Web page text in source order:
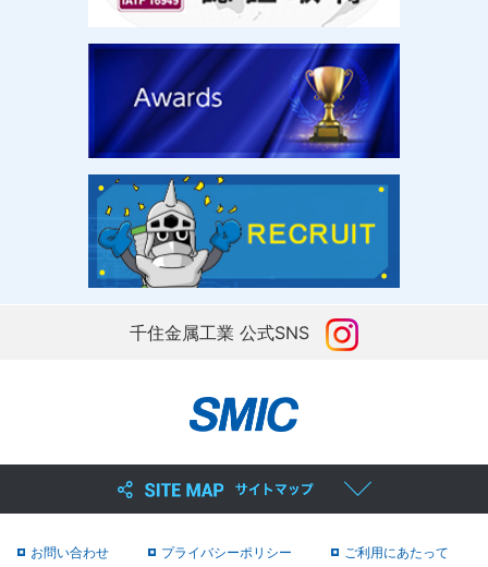
千住金属工業 公式SNS
お問い合わせ プライバシーポリシー ご利用にあたって